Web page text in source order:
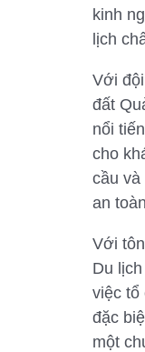
kinh
lịch
Với
đất
nổi
cho
cầu
an
Với
Du
việc tổ
đặc
một